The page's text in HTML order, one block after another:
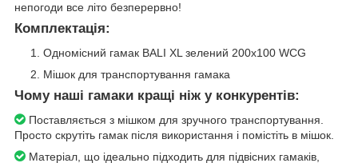
непогоди все літо безперервно!
Комплектація:
Одномісний гамак BALI XL зелений 200х100 WCG
Мішок для транспортування гамака
Чому наші гамаки кращі ніж у конкурентів:
Поставляється з мішком для зручного транспортування.
Просто скрутіть гамак після використання і помістіть в мішок.
Матеріал, що ідеально підходить для підвісних гамаків,